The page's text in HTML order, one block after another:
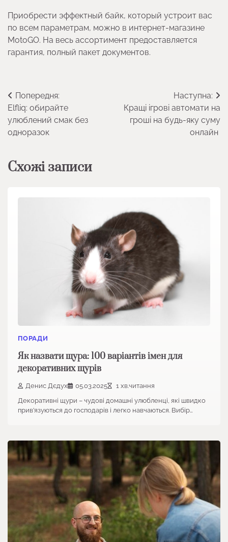
Приобрести эффектный байк, который устроит вас
по всем параметрам, можно в интернет-магазине
MotoGO. На весь ассортимент предоставляется
гарантия, полный пакет документов.
Навігація
записів
Попередня:
Elfliq: обирайте
улюблений смак без
одноразок
Наступна:
Кращі ігрові автомати на
гроші на будь-яку суму
онлайн
Схожі записи
ПОРАДИ
Як назвати щура: 100 варіантів імен для
декоративних щурів
Денис Дєдух 05.03.2025
1 хв.читання
Декоративні щури – чудові домашні улюбленці, які швидко
прив’язуються до господарів і легко навчаються. Вибір…